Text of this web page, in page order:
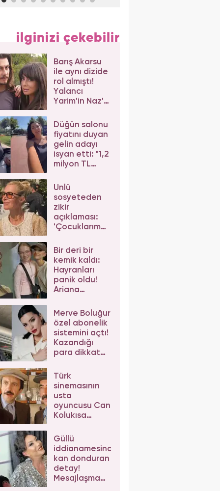
ilginizi çekebilir
Barış Akarsu
ile aynı dizide
rol almıştı!
Yalancı
Yarim'in Naz'ı
beğeni yağdı
Düğün salonu
fiyatını duyan
gelin adayı
isyan etti: "1,2
milyon TL
Ünlü
sosyeteden
zikir
açıklaması:
'Çocuklarım
diyerek gelen
eleştirilere
yanıt verdi
Bir deri bir
kemik kaldı:
Hayranları
panik oldu!
Ariana
son hali
korkuttu
Merve Boluğur
özel abonelik
sistemini açtı!
Kazandığı
para dikkat
Türk
sinemasının
usta
oyuncusu Can
Kolukısa
kaybetti!
Güllü
iddianamesinde
kan donduran
detay!
Mesajlaşma